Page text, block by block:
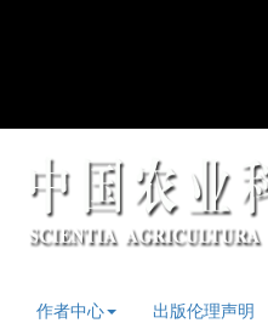
作者中心 出版伦理声明